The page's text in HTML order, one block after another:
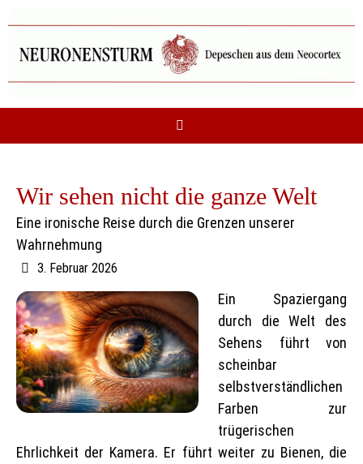
springen
Wir sehen nicht die ganze Welt
Eine ironische Reise durch die Grenzen unserer
Wahrnehmung
3. Februar 2026
Ein Spaziergang
durch die Welt des
Sehens führt von
scheinbar
selbstverständlichen
Farben zur
trügerischen
Ehrlichkeit der Kamera. Er führt weiter zu Bienen, die